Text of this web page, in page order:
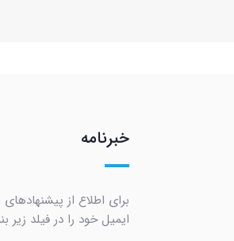
خبرنامه
برای اطلاع از
ایمیل خود را در فیلد زیر